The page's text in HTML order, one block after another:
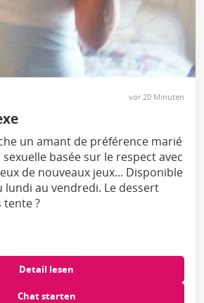
vor 20 Minuten
un amant de préférence marié
basée sur le respect avec
de nouveaux jeux... Disponible
lundi au vendredi. Le dessert
tente ?
Detail lesen
Chat starten